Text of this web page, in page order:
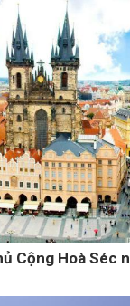
Cộng Hoà Séc